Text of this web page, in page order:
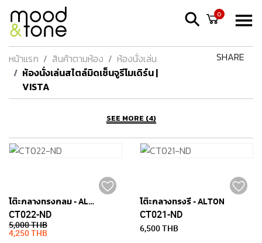
0
หน้าแรก สินค้าตามห้อง
ห้องนั่งเล่น
ห้องนั่งเล่นสไตล์มิดเซ็นจูรีโมเดิร์น |
VISTA
SHARE
SEE MORE (4)
โต๊ะกลางทรงกลม - ALTON
CT022-ND
5,000 THB
4,250 THB
โต๊ะกลางทรงรี - ALTON
CT021-ND
6,500 THB